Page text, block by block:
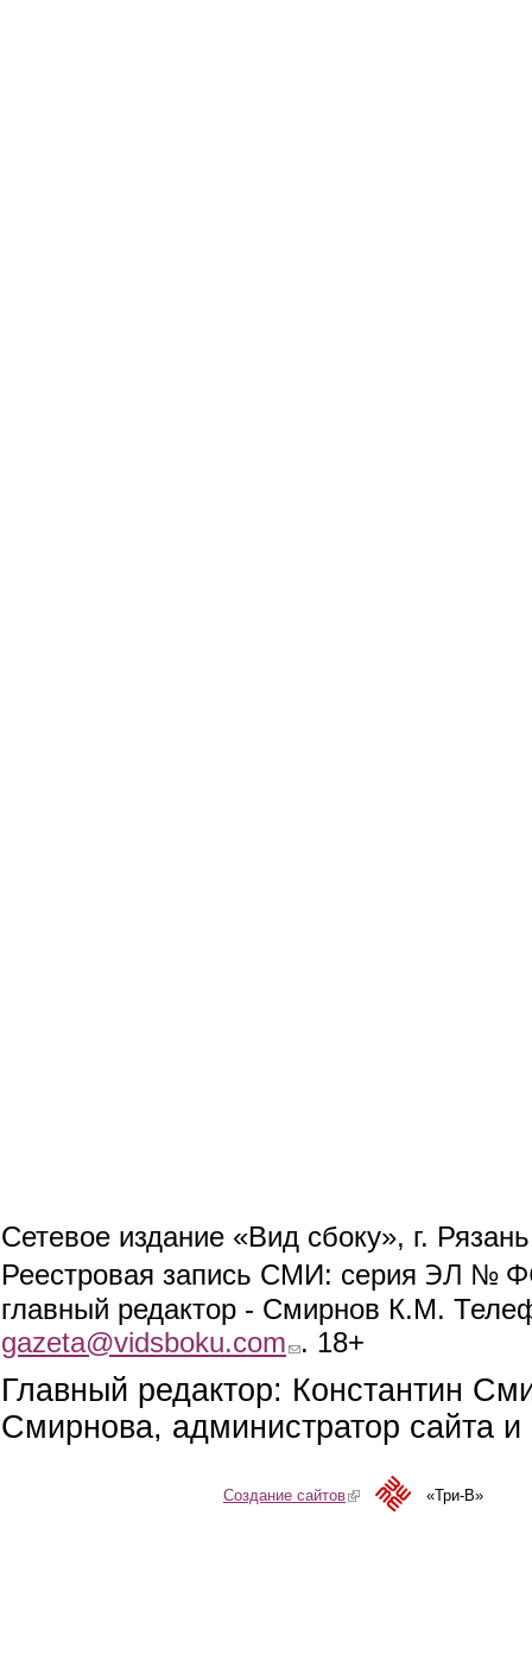
Сетевое издание «Вид сбоку», г.
Реестровая запись СМИ: серия ЭЛ №
главный редактор - Смирнов К.М.
gazeta@vidsboku.com (link sends e-mail)
. 18+
Главный редактор: Константин
Смирнова, администратор сайта
Создание сайтов(link is external)«Три-В»